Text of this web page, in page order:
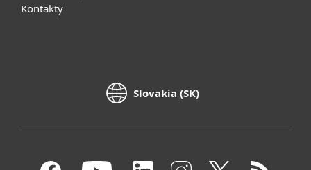
Kontakty
Slovakia (SK)